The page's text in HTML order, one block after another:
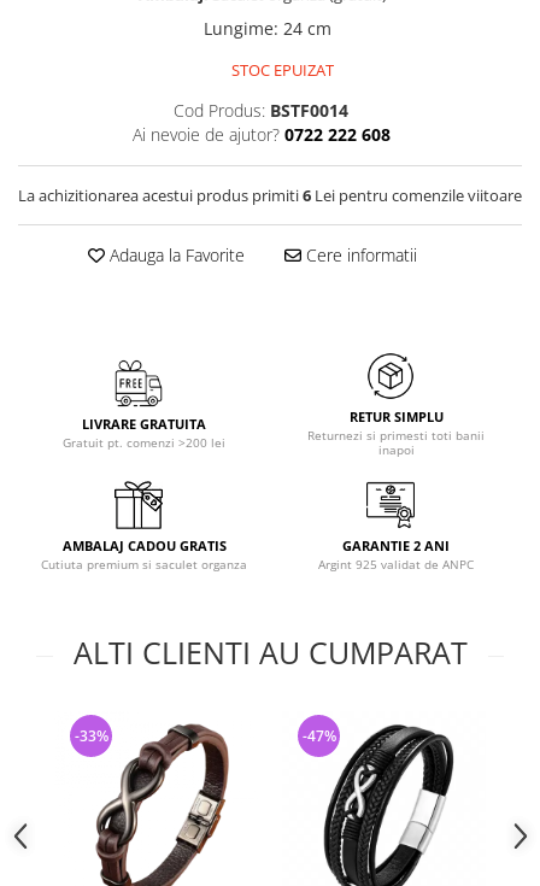
Lungime: 24 cm
STOC EPUIZAT
Cod Produs: BSTF0014
Ai nevoie de ajutor? 0722 222 608
La achizitionarea acestui produs primiti6 Lei pentru comenzile viitoare
Adauga la Favorite Cere informatii
LIVRARE GRATUITA
Gratuit pt. comenzi >200 lei
RETUR SIMPLU
Returnezi si primesti toti banii
inapoi
AMBALAJ CADOU GRATIS
Cutiuta premium si saculet organza
GARANTIE 2 ANI
Argint 925 validat de ANPC
ALTI CLIENTI AU CUMPARAT
-33% -47%